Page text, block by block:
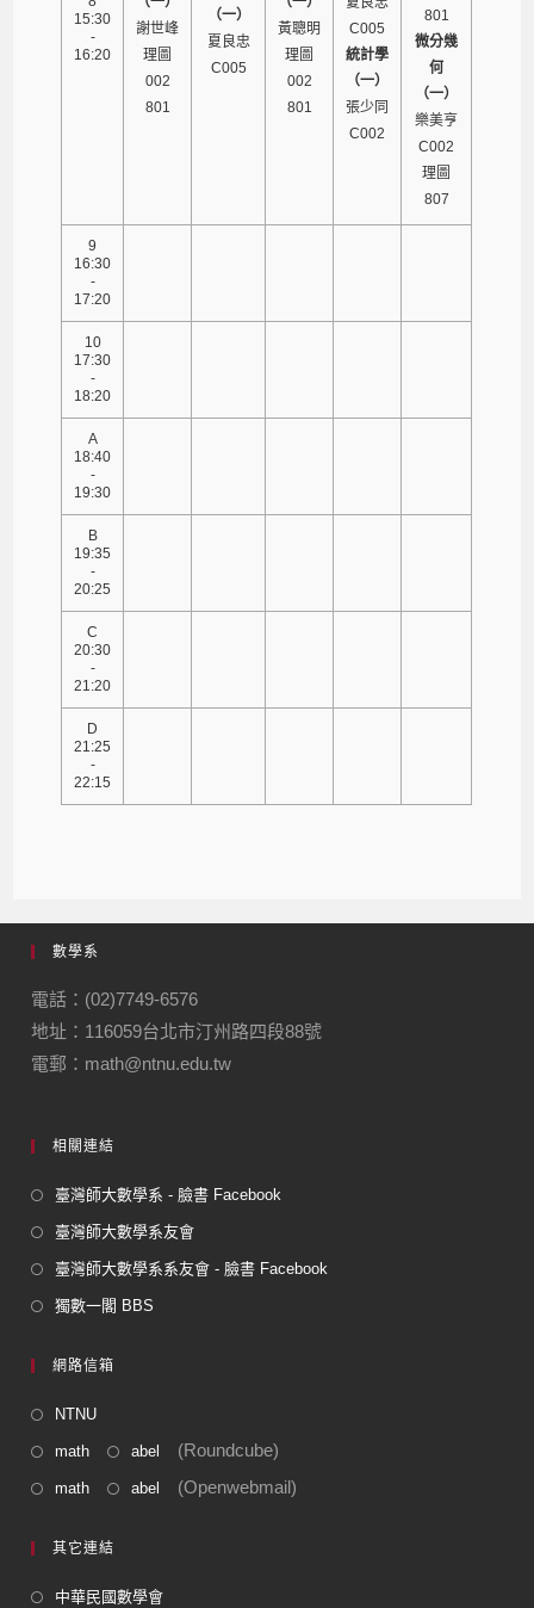
15:30
-
16:20
謝世峰
理圖
002
801
（一）
夏良忠
C005
黃聰明
理圖
002
801
C005
統計學
（一）
張少同
C002
801
微分幾
何
（一）
樂美亨
C002
理圖
807
9
16:30
-
17:20
10
17:30
-
18:20
A
18:40
-
19:30
B
19:35
-
20:25
C
20:30
-
21:20
D
21:25
-
22:15
數學系
電話：(02)7749-6576
地址：116059台北市汀州路四段88號
電郵：math@ntnu.edu.tw
相關連結
臺灣師大數學系 - 臉書 Facebook
臺灣師大數學系友會
臺灣師大數學系系友會 - 臉書 Facebook
獨數一閣 BBS
網路信箱
NTNU
math abel (Roundcube)
math abel (Openwebmail)
其它連結
中華民國數學會